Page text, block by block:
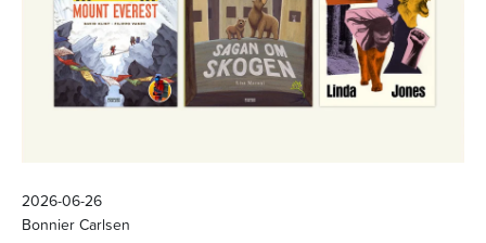
2026-06-26
Bonnier Carlsen